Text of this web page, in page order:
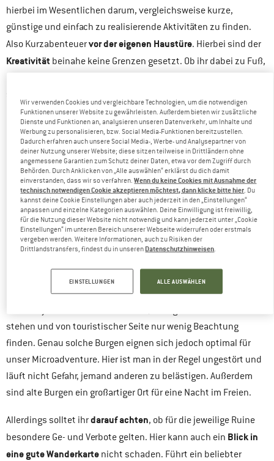
hierbei im Wesentlichen darum, vergleichsweise kurze,
günstige und einfach zu realisierende Aktivitäten zu finden.
Also Kurzabenteuervor der eigenen Haustüre. Hierbei sind der
Kreativität beinahe keine Grenzen gesetzt. Ob ihr dabei zu Fuß,
habt und die Hektik des Alltags hinter euch lasst. Wie das
genau aussehen kann und worauf ihr dabei achten solltet,
erfahrt ihr im Folgenden.
BIWAKIEREN UND STERNEGUCKEN
Gerade in warmen Sommernächten ist ein Biwak im Freien eine
gute Möglichkeit für eine Auszeit. Wenn man sich dann auch
noch einepassende Locationaussucht und das Biwakieren mit
der Schätzung von Experten gibt es in Deutschland weit über
Burgen(die genaue Zahl ist derzeit noch nicht
stehen und von touristischer Seite nur wenig Beachtung
finden. Genau solche Burgen eignen sich jedoch optimal für
unser Microadventure. Hier ist man in der Regel ungestört und
läuft nicht Gefahr, jemand anderen zu belästigen. Außerdem
sind alte Burgen ein großartiger Ort für eine Nacht im Freien.
Allerdings solltet ihrdarauf achten, ob für die jeweilige Ruine
besondere Ge- und Verbote gelten. Hier kann auch ein Blick in
eine gute Wanderkarte nicht schaden. Führt ein beliebter
Wir verwenden Cookies und vergleichbare Technologien, um die notwendigen
Funktionen unserer Website zu gewährleisten. Außerdem bieten wir zusätzliche
Dienste und Funktionen an, analysieren unseren Datenverkehr, um Inhalte und
Werbung zu personalisieren, bzw. Social Media-Funktionen bereitzustellen.
Dadurch erfahren auch unsere Social Media-, Werbe- und Analysepartner von
deiner Nutzung unserer Website; diese sitzen teilweise in Drittländern ohne
angemessene Garantien zum Schutz deiner Daten, etwa vor dem Zugriff durch
Behörden. Durch Anklicken von „Alle auswählen“ erklärst du dich damit
einverstanden, dass wir so verfahren.Wenn du keine Cookies mit Ausnahme der
technisch notwendigen Cookie akzeptieren möchtest, dann klicke bitte hier . Du
kannst deine Cookie Einstellungen aber auch jederzeit in den „Einstellungen“
anpassen und einzelne Kategorien auswählen. Deine Einwilligung ist freiwillig,
für die Nutzung dieser Website nicht notwendig und kann jederzeit unter „Cookie
Einstellungen“ im unteren Bereich unserer Webseite widerrufen oder erstmals
vergeben werden. Weitere Informationen, auch zu Risiken der
Drittlandstransfers, findest du in unseren Datenschutzhinweisen
EINSTELLUNGEN ALLE AUSWÄHLEN